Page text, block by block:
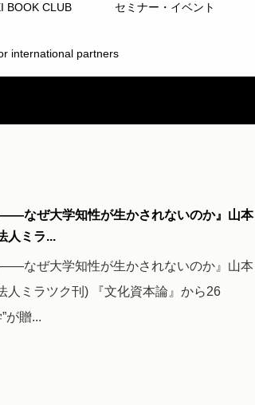
BOOK CLUB セミナー・イベント
international partners
――なぜ大学知性が生かされないのか』山本
人ミラ...
――なぜ大学知性が生かされないのか』山本
人ミラツク刊) 『文化資本論』から26
が贈...